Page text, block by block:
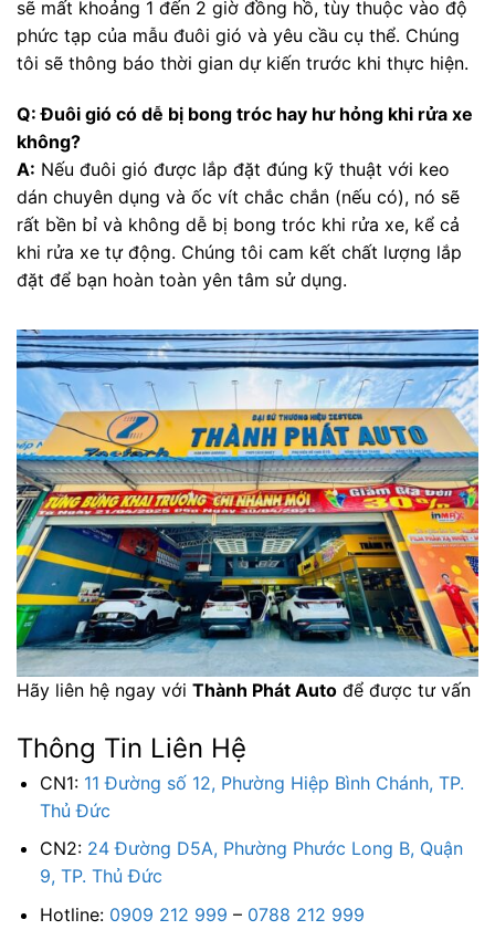
sẽ mất khoảng 1 đến 2 giờ đồng hồ, tùy thuộc vào độ
phức tạp của mẫu đuôi gió và yêu cầu cụ thể. Chúng
tôi sẽ thông báo thời gian dự kiến trước khi thực hiện.
Q: Đuôi gió có dễ bị bong tróc hay hư hỏng khi rửa xe
không?
A: Nếu đuôi gió được lắp đặt đúng kỹ thuật với keo
dán chuyên dụng và ốc vít chắc chắn (nếu có), nó sẽ
rất bền bỉ và không dễ bị bong tróc khi rửa xe, kể cả
khi rửa xe tự động. Chúng tôi cam kết chất lượng lắp
đặt để bạn hoàn toàn yên tâm sử dụng.
Hãy liên hệ ngay với Thành Phát Auto để được tư vấn
Thông Tin Liên Hệ
CN1: 11 Đường số 12, Phường Hiệp Bình Chánh, TP.
Thủ Đức
CN2: 24 Đường D5A, Phường Phước Long B, Quận
9, TP. Thủ Đức
Hotline: 0909 212 999 – 0788 212 999